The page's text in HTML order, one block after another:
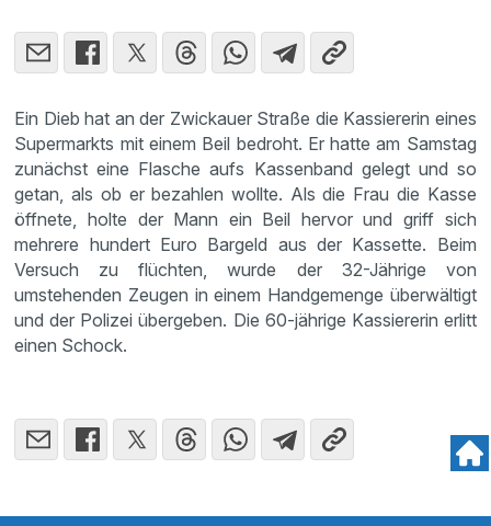
Ein Dieb hat an der Zwickauer Straße die Kassiererin eines
Supermarkts mit einem Beil bedroht. Er hatte am Samstag
zunächst eine Flasche aufs Kassenband gelegt und so
getan, als ob er bezahlen wollte. Als die Frau die Kasse
öffnete, holte der Mann ein Beil hervor und griff sich
mehrere hundert Euro Bargeld aus der Kassette. Beim
Versuch zu flüchten, wurde der 32-Jährige von
umstehenden Zeugen in einem Handgemenge überwältigt
und der Polizei übergeben. Die 60-jährige Kassiererin erlitt
einen Schock.